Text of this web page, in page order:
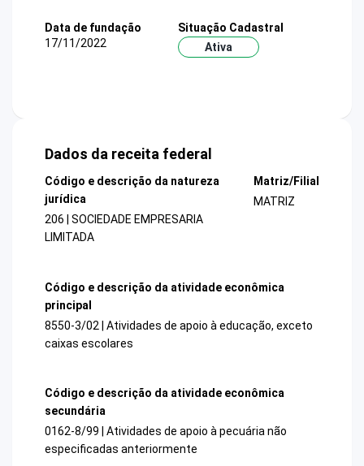
Data de fundação
17/11/2022
Situação Cadastral
Ativa
Dados da receita federal
Código e descrição da natureza
jurídica
206 | SOCIEDADE EMPRESARIA
LIMITADA
Matriz/Filial
MATRIZ
Código e descrição da atividade econômica
principal
8550-3/02 | Atividades de apoio à educação, exceto
caixas escolares
Código e descrição da atividade econômica
secundária
0162-8/99 | Atividades de apoio à pecuária não
especificadas anteriormente